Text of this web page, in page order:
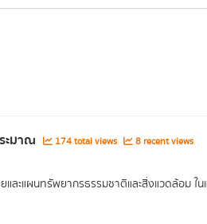
ะมาณ 174 total views 8 recent views
ละแผนทรัพยากรธรรมชาติและส่ิงแวดล้อม ใ